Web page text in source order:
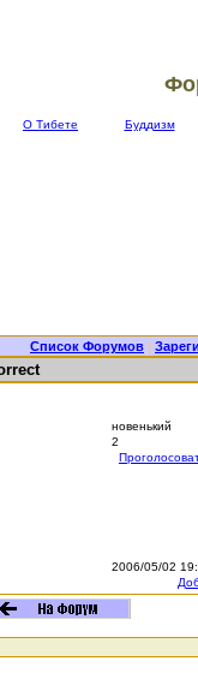
О Тибете Буддизм
Список Форумов |
новенький
2
2006/05/02